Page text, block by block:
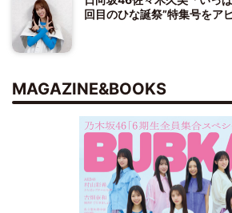
回目のひな誕祭”特集号をア
MAGAZINE&BOOKS